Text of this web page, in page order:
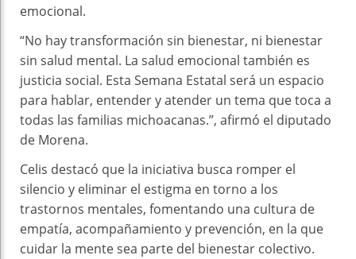
emocional.
“No hay transformación sin bienestar, ni bienestar
sin salud mental. La salud emocional también es
justicia social. Esta Semana Estatal será un espacio
para hablar, entender y atender un tema que toca a
todas las familias michoacanas.”, afirmó el diputado
de Morena.
Celis destacó que la iniciativa busca romper el
silencio y eliminar el estigma en torno a los
trastornos mentales, fomentando una cultura de
empatía, acompañamiento y prevención, en la que
cuidar la mente sea parte del bienestar colectivo.